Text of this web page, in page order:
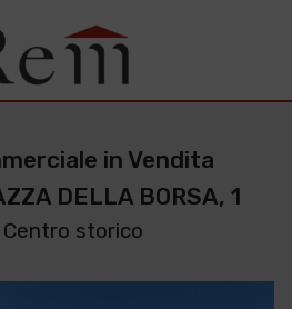
in Vendita
DELLA BORSA, 1
Centro storico